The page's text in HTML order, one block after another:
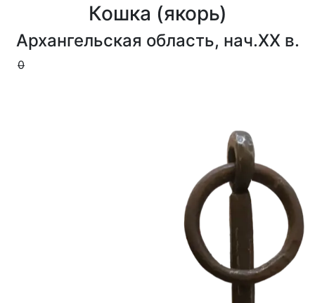
Кошка (якорь)
Архангельская область, нач.XX в.
0